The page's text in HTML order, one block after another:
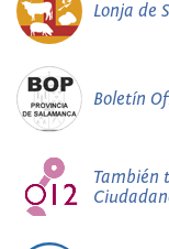
Lonja de
Boletín
También